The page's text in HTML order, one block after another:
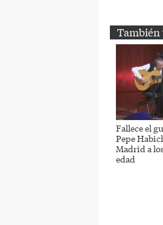
También
Fallece el
Pepe
Madrid a
edad